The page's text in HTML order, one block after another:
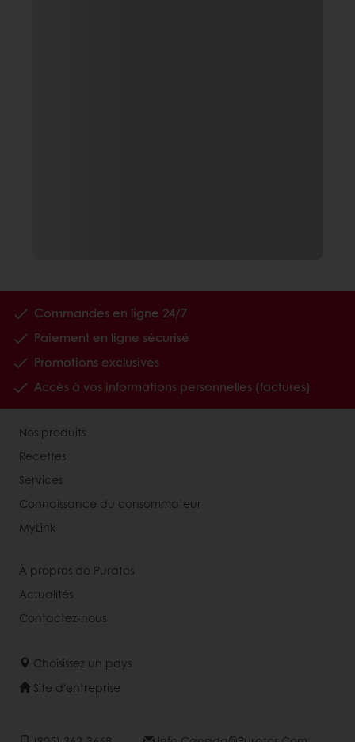
Commandes en ligne 24/7
Paiement en ligne sécurisé
Promotions exclusives
Accès à vos informations personnelles (factures)
Nos produits
Recettes
Services
Connaissance du consommateur
MyLink
À propros de Puratos
Actualités
Contactez-nous
Choisissez un pays
Site d'entreprise